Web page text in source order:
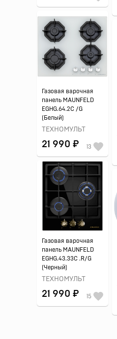
Газовая варочная
панель MAUNFELD
EGHG.64.2C /G
(Белый)
ТЕХНОМУЛЬТ
21 990 ₽ 13
Газовая варочная
панель MAUNFELD
EGHG.43.33C .R/G
(Черный)
ТЕХНОМУЛЬТ
21 990 ₽ 15